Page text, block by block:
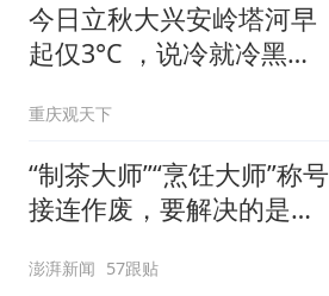
今日立秋大兴安岭塔河早
起仅3°C ，说冷就冷黑龙
重庆观天下
“制茶大师”“烹饪大师”称号
接连作废，要解决的是什
澎湃新闻 57跟贴